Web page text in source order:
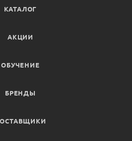
КАТАЛОГ
АКЦИИ
ОБУЧЕНИЕ
БРЕНДЫ